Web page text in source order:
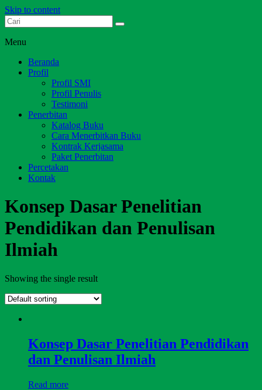
Skip to content
Dari Jambi untuk Indonesia
Menu
Beranda
Profil
Profil SMI
Profil Penulis
Testimoni
Penerbitan
Katalog Buku
Cara Menerbitkan Buku
Kontrak Kerjasama
Paket Penerbitan
Percetakan
Kontak
Konsep Dasar Penelitian
Pendidikan dan Penulisan
Ilmiah
Showing the single result
Konsep Dasar Penelitian Pendidikan
dan Penulisan Ilmiah
Read more